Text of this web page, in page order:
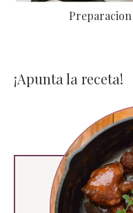
¡Apunta la receta!